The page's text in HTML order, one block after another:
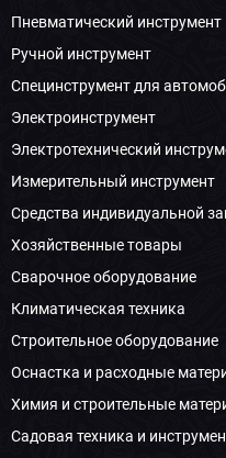
Пневматический инструмент
Ручной инструмент
Специнструмент для
Электроинструмент
Электротехнический
Измерительный инструмент
Средства индивидуальной
Хозяйственные товары
Сварочное оборудование
Климатическая техника
Строительное оборудование
Оснастка и расходные
Химия и строительные
Садовая техника и